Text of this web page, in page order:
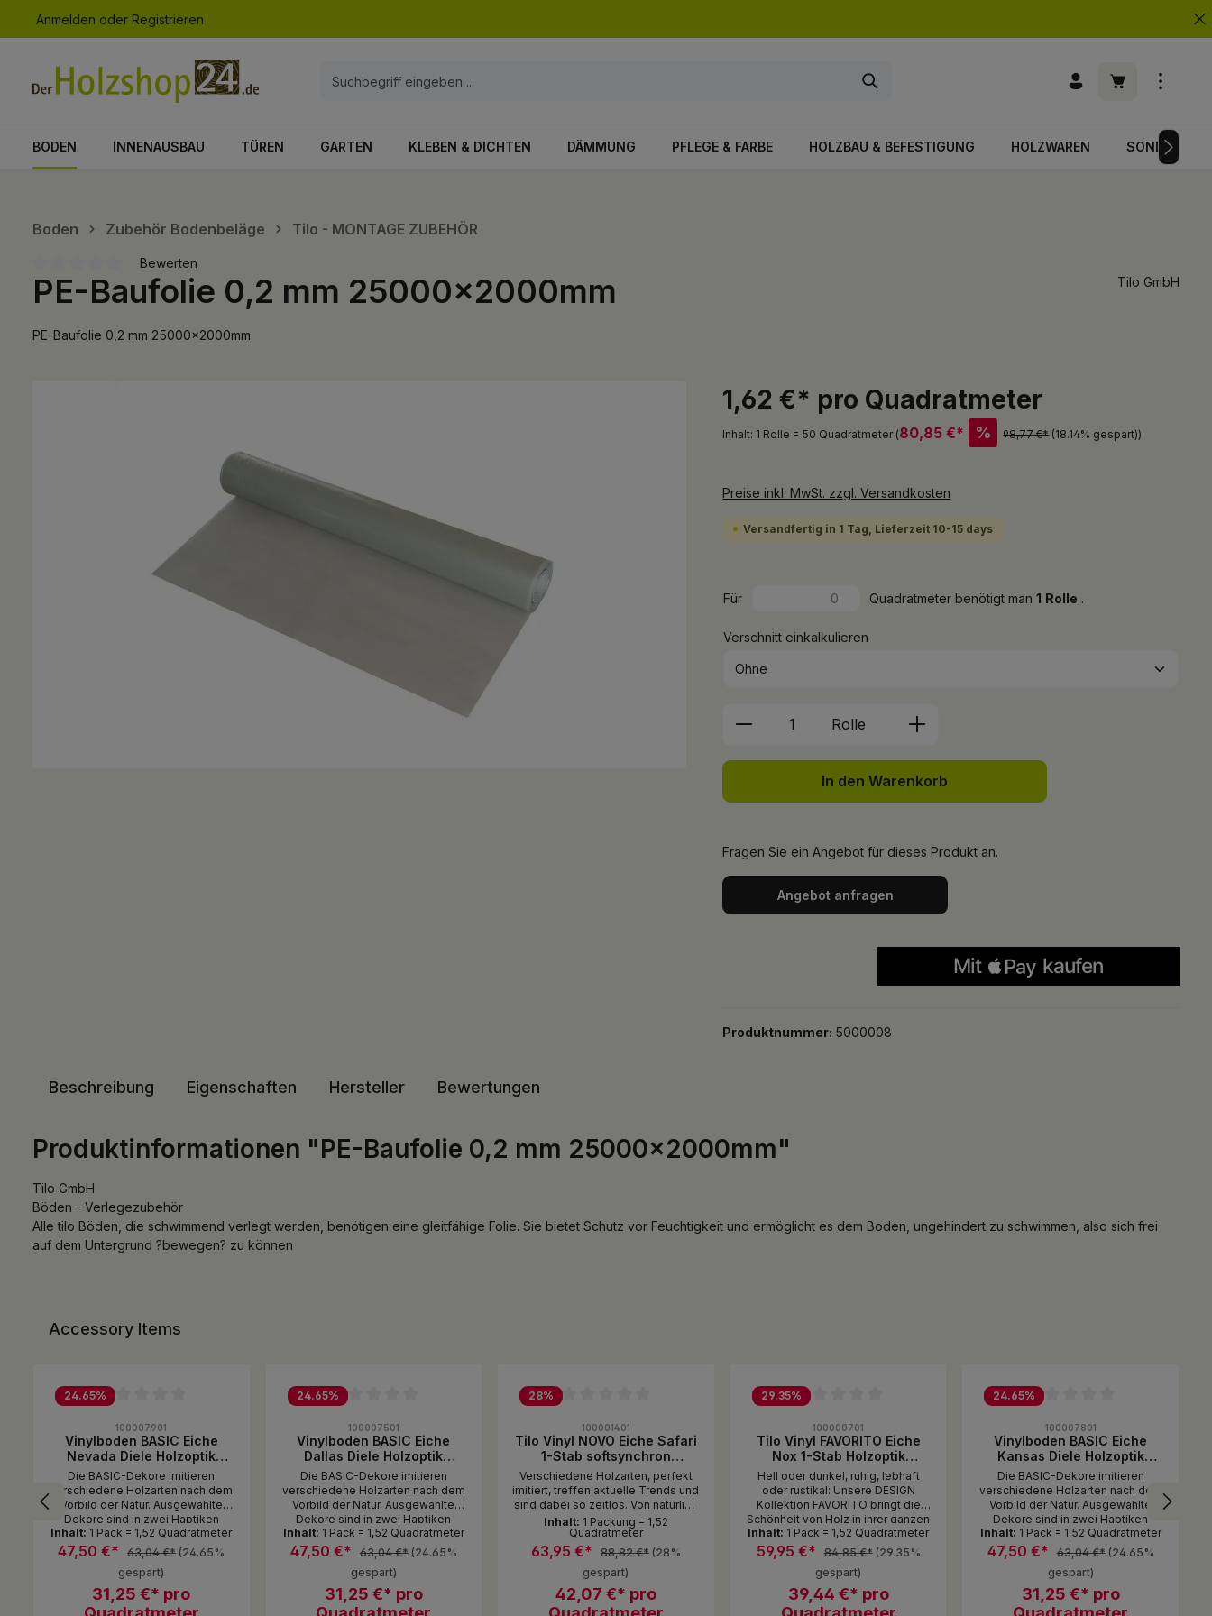
Zur Hauptnavigation springen
Anmelden oder Registrieren
Warenkorb
BODEN INNENAUSBAU TÜREN GARTEN KLEBEN & DICHTEN DÄMMUNG PFLEGE & FARBE HOLZBAU & BEFESTIGUNG HOLZWAREN
Boden Zubehör Bodenbeläge Tilo - MONTAGE ZUBEHÖR
Durchschnittliche Bewertung von 0 von 5 Sternen
Bewerten
PE-Baufolie 0,2 mm 25000x2000mm Tilo GmbH
PE-Baufolie 0,2 mm 25000x2000mm
1,62 €* pro Quadratmeter
Inhalt: 1 Rolle = 50 Quadratmeter (80,85 €* % 98,77 €* (18.14% gespart))
Preise inkl. MwSt. zzgl. Versandkosten
Versandfertig in 1 Tag, Lieferzeit 10-15 days
Für Quadratmeter benötigt man1 Rolle .
Verschnitt einkalkulieren
Produkt Anzahl: Gib den gewünschten Wert
Rolle
In den Warenkorb
Fragen Sie ein Angebot für dieses Produkt an.
Angebot anfragen
Produktnummer: 5000008
Beschreibung Eigenschaften Hersteller Bewertungen
Produktinformationen "PE-Baufolie 0,2 mm 25000x2000mm"
Tilo GmbH
Böden - Verlegezubehör
Alle tilo Böden, die schwimmend verlegt werden, benötigen eine gleitfähige Folie. Sie bietet Schutz vor Feuchtigkeit und ermöglicht es dem Boden, ungehindert zu schwimmen, also sich frei
auf dem Untergrund ?bewegen? zu können
Accessory Items
24.65%
100007901
Vinylboden BASIC Eiche
Nevada Diele Holzoptik
ungefast Twist PLUS lackiert
gebürstet
Die BASIC-Dekore imitieren
verschiedene Holzarten nach dem
Vorbild der Natur. Ausgewählte
Dekore sind in zwei Haptiken
erhältlich: gebürstet und
softsynchron. Die Kleinen tollen im
Wohnzimmer herum, der Hund
saust hinterher - besonders wenn
das Zuhause bunt und voller Leben
ist, erweisen sich die Vinylböden
31,25 €* pro
47,50 €* 63,04 €* (24.65%
gespart)
Inhalt: 1 Pack = 1,52 Quadratmeter
24.65%
100007501
Vinylboden BASIC Eiche
Dallas Diele Holzoptik
ungefast Twist PLUS lackiert
gebürstet
Die BASIC-Dekore imitieren
verschiedene Holzarten nach dem
Vorbild der Natur. Ausgewählte
Dekore sind in zwei Haptiken
erhältlich: gebürstet und
softsynchron. Die Kleinen tollen im
Wohnzimmer herum, der Hund
saust hinterher - besonders wenn
das Zuhause bunt und voller Leben
ist, erweisen sich die Vinylböden
31,25 €* pro
47,50 €* 63,04 €* (24.65%
gespart)
Inhalt: 1 Pack = 1,52 Quadratmeter
28%
100001401
Tilo Vinyl NOVO Eiche Safari
1-Stab softsynchron
ungefast Twist PLUS lackiert
Verschiedene Holzarten, perfekt
imitiert, treffen aktuelle Trends und
sind dabei so zeitlos. Von natürlich
anmutend bis hin zu dezenten
Pastelltönen bildet NOVO die
perfekte Grundlage für jeden
Einrichtungsstil. Unterschiedliche
Verlegebilder und besondere
Farben wie Safari eröffnen immer
neue Möglichkeiten - für ein
42,07 €* pro
63,95 €* 88,82 €* (28%
gespart)
Inhalt: 1 Packung = 1,52
Quadratmeter
29.35%
100000701
Tilo Vinyl FAVORITO Eiche
Nox 1-Stab Holzoptik
ungefast Twist PLUS lackiert
gebürstet
Hell oder dunkel, ruhig, lebhaft
oder rustikal: Unsere DESIGN
Kollektion FAVORITO bringt die
Schönheit von Holz in ihrer ganzen
Vielfalt auf Vinyl. Zeitlose Dekore,
bei denen kaum erkennbar ist,
dass es sich um robuste
Nachbildungen ihrer natürlichen
Vorbilder handelt. Imitationen zum
Verwechseln schön, die mit
39,44 €* pro
59,95 €* 84,85 €* (29.35%
gespart)
Inhalt: 1 Pack = 1,52 Quadratmeter
24.65%
100007801
Vinylboden BASIC Eiche
Kansas Diele Holzoptik
ungefast Twist PLUS lackiert
gebürstet
Die BASIC-Dekore imitieren
verschiedene Holzarten nach dem
Vorbild der Natur. Ausgewählte
Dekore sind in zwei Haptiken
erhältlich: gebürstet und
softsynchron. Die Kleinen tollen im
Wohnzimmer herum, der Hund
saust hinterher - besonders wenn
das Zuhause bunt und voller Leben
ist, erweisen sich die Vinylböden
31,25 €* pro
47,50 €* 63,04 €* (24.65%
gespart)
Inhalt: 1 Pack = 1,52 Quadratmeter